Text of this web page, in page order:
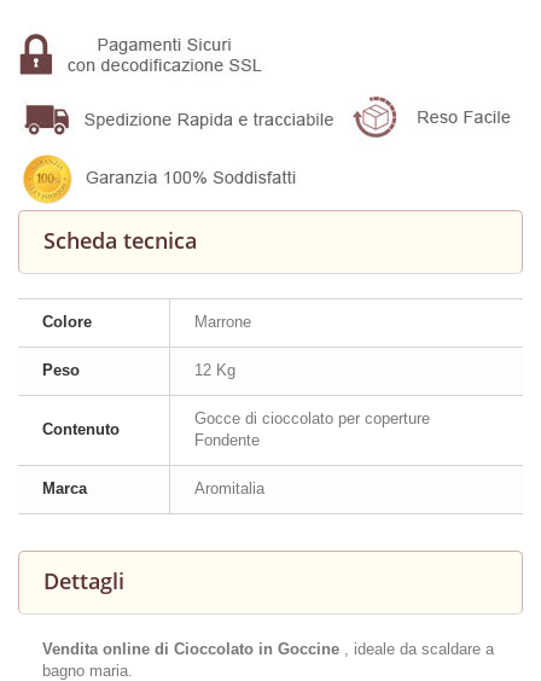
Scheda tecnica
Colore Marrone
Peso 12 Kg
Contenuto
Gocce di cioccolato per coperture
Fondente
Marca Aromitalia
Dettagli
Vendita online di Cioccolato in Goccine , ideale da scaldare a
bagno maria.